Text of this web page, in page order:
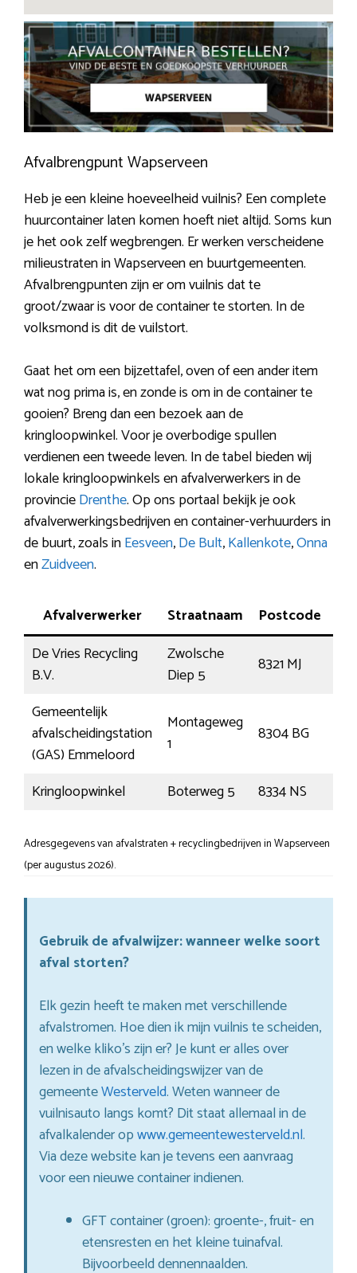
Afvalbrengpunt Wapserveen
Heb je een kleine hoeveelheid vuilnis? Een complete
huurcontainer laten komen hoeft niet altijd. Soms kun
je het ook zelf wegbrengen. Er werken verscheidene
milieustraten in Wapserveen en buurtgemeenten.
Afvalbrengpunten zijn er om vuilnis dat te
groot/zwaar is voor de container te storten. In de
volksmond is dit de vuilstort.
Gaat het om een bijzettafel, oven of een ander item
wat nog prima is, en zonde is om in de container te
gooien? Breng dan een bezoek aan de
kringloopwinkel. Voor je overbodige spullen
verdienen een tweede leven. In de tabel bieden wij
lokale kringloopwinkels en afvalverwerkers in de
provincieDrenthe. Op ons portaal bekijk je ook
afvalverwerkingsbedrijven en container-verhuurders in
de buurt, zoals inEesveen,De Bult,Kallenkote,Onna
enZuidveen.
Afvalverwerker Straatnaam Postcode
De Vries Recycling
B.V.
Zwolsche
Diep 5
8321 MJ
Gemeentelijk
afvalscheidingstation
(GAS) Emmeloord
Montageweg
1
8304 BG
Kringloopwinkel Boterweg 5 8334 NS
Adresgegevens van afvalstraten + recyclingbedrijven in Wapserveen
(per augustus 2026).
Gebruik de afvalwijzer: wanneer welke soort
afval storten?
Elk gezin heeft te maken met verschillende
afvalstromen. Hoe dien ik mijn vuilnis te scheiden,
en welke kliko’s zijn er? Je kunt er alles over
lezen in de afvalscheidingswijzer van de
gemeenteWesterveld. Weten wanneer de
vuilnisauto langs komt? Dit staat allemaal in de
afvalkalender opwww.gemeentewesterveld.nl.
Via deze website kan je tevens een aanvraag
voor een nieuwe container indienen.
GFT container (groen): groente-, fruit- en
etensresten en het kleine tuinafval.
Bijvoorbeeld dennennaalden.